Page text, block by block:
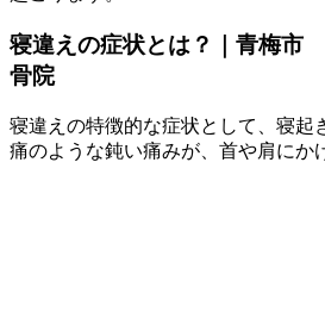
寝違えの症状とは？｜青梅市
骨院
寝違えの特徴的な症状として、寝起
痛のような鈍い痛みが、首や肩にか